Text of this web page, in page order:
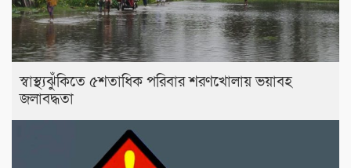
স্বাস্থ্যঝুঁকিতে ৫শতাধিক পরিবার শরণখোলায় ভয়াবহ
জলাবদ্ধতা